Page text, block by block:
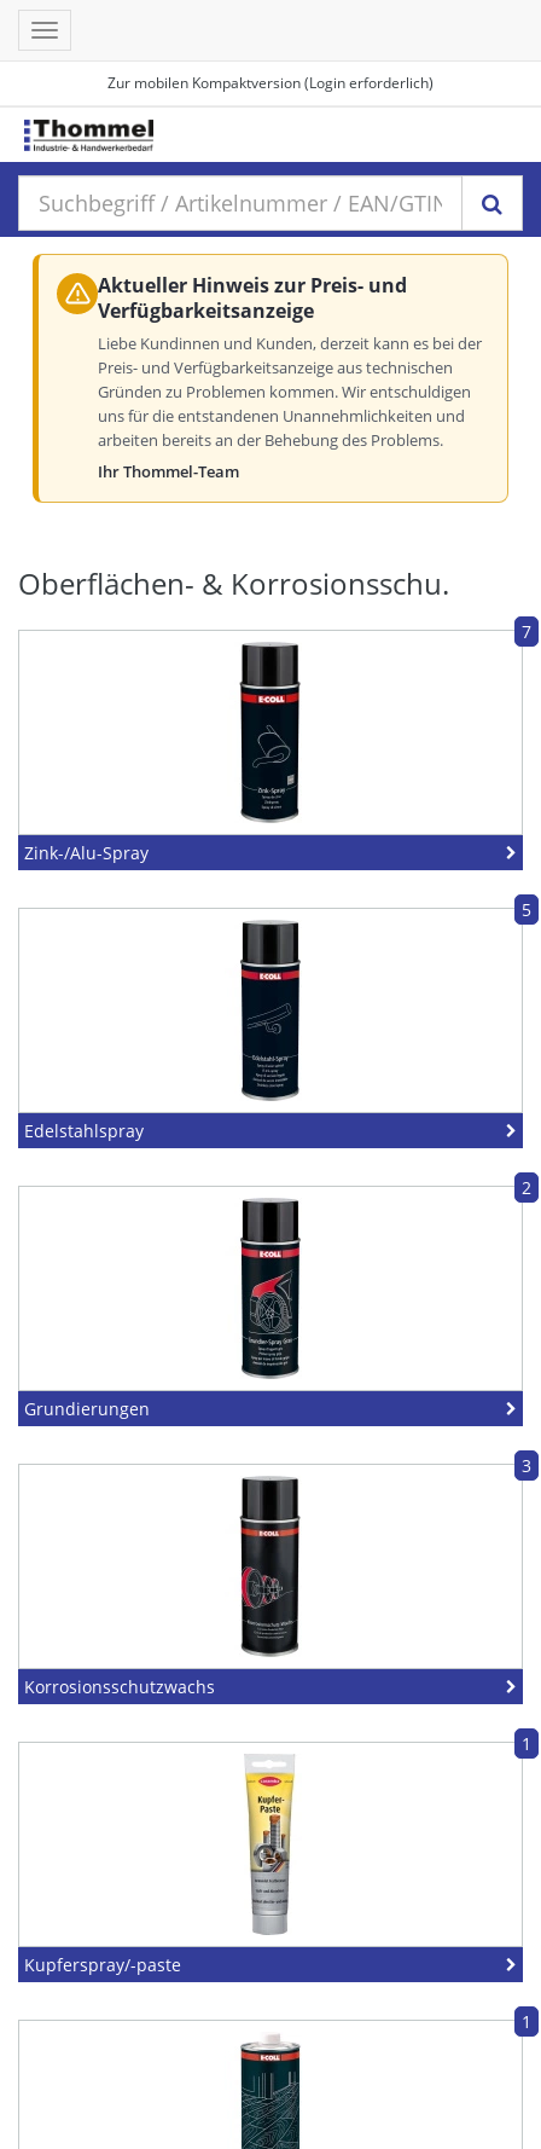
Zur mobilen Kompaktversion (Login erforderlich)
Toggle
navigation
Aktueller Hinweis zur Preis- und
Verfügbarkeitsanzeige
Liebe Kundinnen und Kunden, derzeit kann es bei der
Preis- und Verfügbarkeitsanzeige aus technischen
Gründen zu Problemen kommen. Wir entschuldigen
uns für die entstandenen Unannehmlichkeiten und
arbeiten bereits an der Behebung des Problems.
Ihr Thommel-Team
Oberflächen- & Korrosionsschu.
7
Zink-/Alu-Spray
5
Edelstahlspray
2
Grundierungen
3
Korrosionsschutzwachs
1
Kupferspray/-paste
1